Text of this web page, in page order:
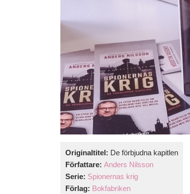
Originaltitel: De förbjudna kapitlen
Författare: Anders Nilsson
Serie: Spionernas krig
Förlag: Bokfabriken